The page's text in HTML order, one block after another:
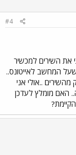
#4
העברתי את השירים למכשיר
שעל המחשב לאייטונס..
מהשירים ..אולי אני
האם מומלץ לעדכן